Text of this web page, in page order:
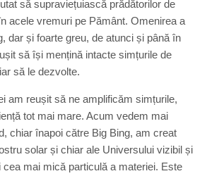
să supraviețuiască prădătorilor de
acele vremuri pe Pământ. Omenirea a
dar și foarte greu, de atunci și până în
să își mențină intacte simțurile de
să le dezvolte.
am reușit să ne amplificăm simțurile,
tot mai mare. Acum vedem mai
chiar înapoi către Big Bing, am creat
solar și chiar ale Universului vizibil și
mai mică particulă a materiei. Este